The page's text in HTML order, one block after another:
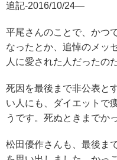
追記-2016/10/24—
平尾さんのことで、かつ
なったとか、追悼のメッ
人に愛された人だったの
死因を最後まで非公表と
い人にも、ダイエットで
うです。死ぬときまでか
松田優作さんも、最後ま